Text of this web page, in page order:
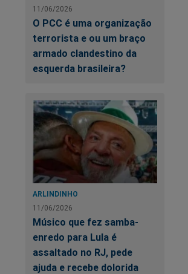
11/06/2026
O PCC é uma organização
terrorista e ou um braço
armado clandestino da
esquerda brasileira?
ARLINDINHO
11/06/2026
Músico que fez samba-
enredo para Lula é
assaltado no RJ, pede
ajuda e recebe dolorida